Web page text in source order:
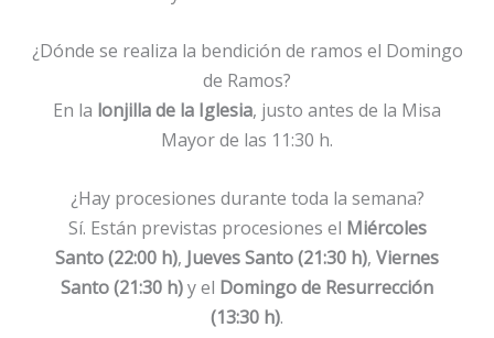
¿Dónde se realiza la bendición de ramos el Domingo
de Ramos?
En la lonjilla de la Iglesia, justo antes de la Misa
Mayor de las 11:30 h.
¿Hay procesiones durante toda la semana?
Sí. Están previstas procesiones el Miércoles
Santo (22:00 h), Jueves Santo (21:30 h), Viernes
Santo (21:30 h)y el Domingo de Resurrección
(13:30 h).